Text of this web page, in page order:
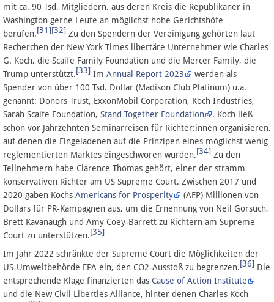
mit ca. 90 Tsd. Mitgliedern, aus deren Kreis die Republikaner in
Washington gerne Leute an möglichst hohe Gerichtshöfe
berufen.[31][32] Zu den Spendern der Vereinigung gehörten laut
Recherchen der New York Times libertäre Unternehmer wie Charles
G. Koch, die Scaife Family Foundation und die Mercer Family, die
Trump unterstützt.[33] Im Annual Report 2023
werden als
Spender von über 100 Tsd. Dollar (Madison Club Platinum) u.a.
genannt: Donors Trust, ExxonMobil Corporation, Koch Industries,
Sarah Scaife Foundation, Stand Together Foundation
. Koch ließ
schon vor Jahrzehnten Seminarreisen für Richter:innen organisieren,
auf denen die Eingeladenen auf die Prinzipen eines möglichst wenig
reglementierten Marktes eingeschworen wurden.[34] Zu den
Teilnehmern habe Clarence Thomas gehört, einer der stramm
konservativen Richter am US Supreme Court. Zwischen 2017 und
2020 gaben Kochs Americans for Prosperity
(AFP) Millionen von
Dollars für PR-Kampagnen aus, um die Ernennung von Neil Gorsuch,
Brett Kavanaugh und Amy Coey-Barrett zu Richtern am Supreme
Court zu unterstützen.[35]
Im Jahr 2022 schränkte der Supreme Court die Möglichkeiten der
US-Umweltbehörde EPA ein, den CO2-Ausstoß zu begrenzen.[36] Die
entsprechende Klage finanzierten das Cause of Action Institute
und die New Civil Liberties Alliance, hinter denen Charles Koch